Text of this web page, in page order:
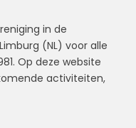
in de
(NL) voor alle
Op deze website
activiteiten,